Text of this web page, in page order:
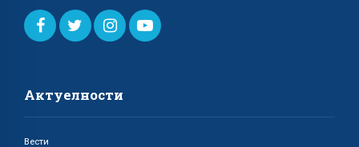
Актуелности
Вести